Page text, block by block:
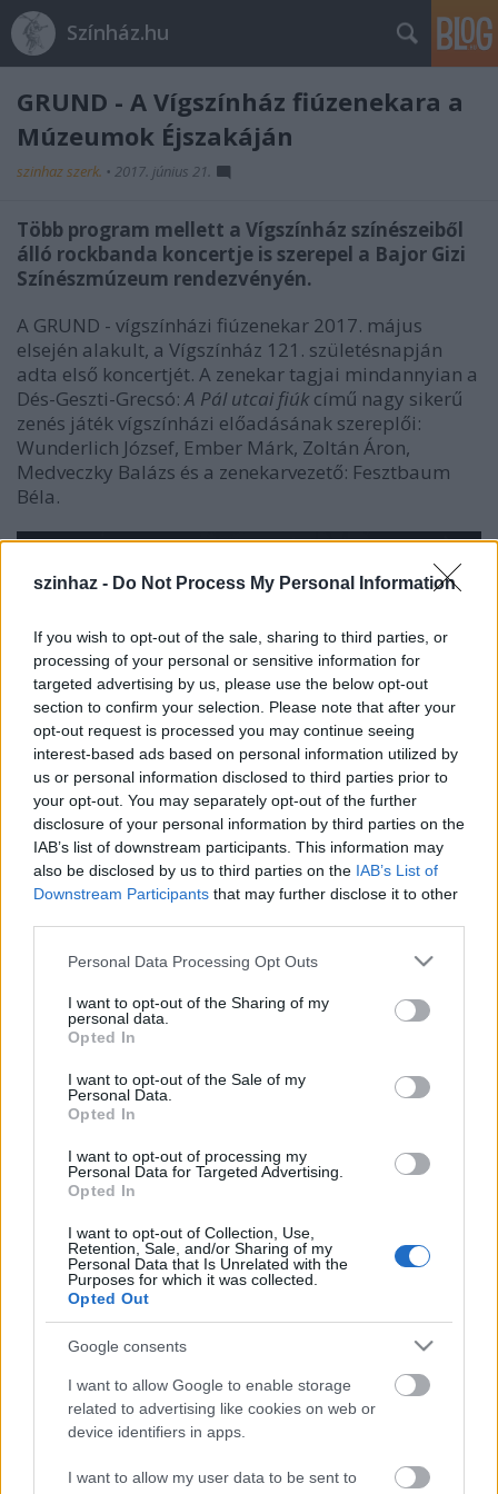
szinhaz - Do Not Process My Personal Information
If you wish to opt-out of the sale, sharing to third parties, or
processing of your personal or sensitive information for
targeted advertising by us, please use the below opt-out
section to confirm your selection. Please note that after your
opt-out request is processed you may continue seeing
interest-based ads based on personal information utilized by
us or personal information disclosed to third parties prior to
your opt-out. You may separately opt-out of the further
disclosure of your personal information by third parties on the
IAB’s list of downstream participants. This information may
also be disclosed by us to third parties on the IAB’s List of
Downstream Participants that may further disclose it to other
Please note that this website/app uses one or more Google
not limited to your visit or usage behaviour. You may click to
grant or deny consent to Google and its third-party tags to
use your data for below specified purposes in below Google
consent section.
Personal Data Processing Opt Outs
I want to opt-out of the Sharing of my
personal data.
Opted In
I want to opt-out of the Sale of my
Personal Data.
Opted In
I want to opt-out of processing my
Personal Data for Targeted Advertising.
Opted In
I want to opt-out of Collection, Use,
Retention, Sale, and/or Sharing of my
Personal Data that Is Unrelated with the
Purposes for which it was collected.
Opted Out
Google consents
I want to allow Google to enable storage
related to advertising like cookies on web or
device identifiers in apps.
I want to allow my user data to be sent to
Színház.hu
GRUND - A Vígszínház fiúzenekara a
Múzeumok Éjszakáján
szinhaz szerk. • 2017. június 21.
Több program mellett a Vígszínház színészeiből
álló rockbanda koncertje is szerepel a Bajor Gizi
Színészmúzeum rendezvényén.
A GRUND - vígszínházi fiúzenekar 2017. május
elsején alakult, a Vígszínház 121. születésnapján
adta első koncertjét. A zenekar tagjai mindannyian a
Dés-Geszti-Grecsó:A Pál utcai fiúk című nagy sikerű
zenés játék vígszínházi előadásának szereplői:
Wunderlich József, Ember Márk, Zoltán Áron,
Medveczky Balázs és a zenekarvezető: Fesztbaum
Béla.
Zoltán Áron, Wunderlich József, Medveczky Balázs,
Fesztbaum Béla és Ember Márk (fotó: Szkárossy
A zenekar egyre bővülő repertoárján helyet kap
sláger, jól ismert Presser dal és néhány kedvenc a
hazai és a külföldi klasszikus rock világából.
A koncert június 24-én, délután 6 órakor kezdődik a
Bajor Gizi Színészmúzeumban.
A múzeum részletes programjaitt
található.
(Forrás: OSZMI)
Címkék:zene múzeumok éjszakája Bajor Gizi
Színészmúzeum
Ajánlott bejegyzések: